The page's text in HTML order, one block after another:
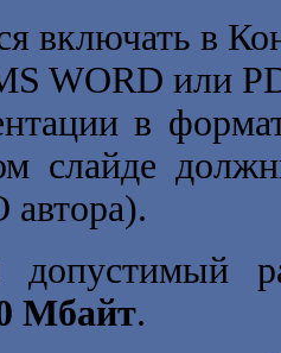
включать в
WORD или
в
слайде
допустимый
Мбайт.